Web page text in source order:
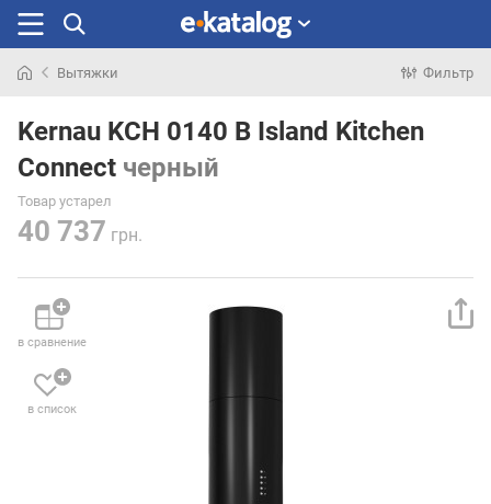
раньше
Вытяжки Фильтр
Kernau KCH 0140 B Island Kitchen
Connect черный
Товар устарел
40 737 грн.
в сравнение
в список